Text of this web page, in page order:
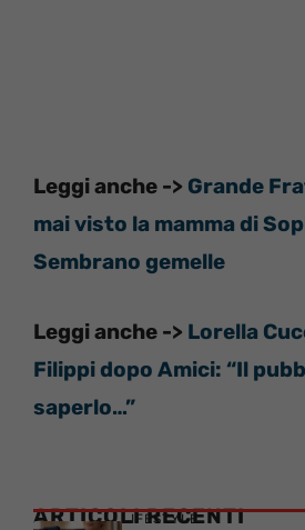
Leggi anche -> Grande
mai visto la mamma di
Sembrano gemelle
Leggi anche -> Lorella
Filippi dopo Amici: “Il
saperlo…”
ARTICOLI RECENTI
LIFESTYLE